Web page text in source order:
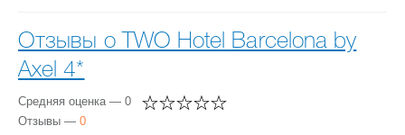
Отзывы о TWO Hotel Barcelona by
Axel 4*
Средняя оценка — 0
Отзывы — 0